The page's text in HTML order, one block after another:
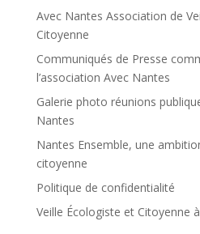
Avec Nantes Association de
Citoyenne
Communiqués de Presse
l’association Avec Nantes
Galerie photo réunions
Nantes
Nantes Ensemble, une
citoyenne
Politique de confidentialité
Veille Écologiste et Citoyenne